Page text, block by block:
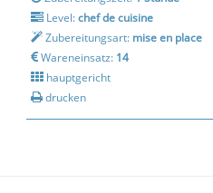
Level:chef de cuisine
Zubereitungsart: mise en place
Wareneinsatz: 14
hauptgericht
drucken